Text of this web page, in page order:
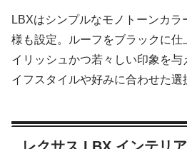
LBXはシンプルなモノトーンカ
様も設定。ルーフをブラックに仕
イリッシュかつ若々しい印象を
イフスタイルや好みに合わせた選